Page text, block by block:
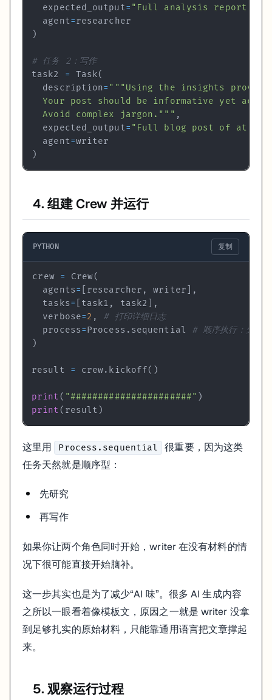
  expected_output
= "Full analysis report in
  agent
=
)
# 任务 2：写作
task2 = Task(
  description
=
  Avoid complex jargon."""
,
  expected_output
= "Full blog post of at
  agent
=
)
4. 组建 Crew 并运行
PYTHON 复制
crew = Crew(
  agents
= researcher , writer
,
  tasks
= task1 , task2
,
  verbose
=2 ,
# 打印详细日志
  process
=Process . sequential
# 顺序执行：先调
)
result = crew. kickoff( )
print( "######################" )
print( result )
这里用 Process.sequential
很重要，因为这类
任务天然就是顺序型：
先研究
再写作
如果你让两个角色同时开始，writer 在没有材料的情
况下很可能直接开始脑补。
这一步其实也是为了减少“AI 味”。很多 AI 生成内容
之所以一眼看着像模板文，原因之一就是 writer 没拿
到足够扎实的原始材料，只能靠通用语言把文章撑起
来。
5. 观察运行过程